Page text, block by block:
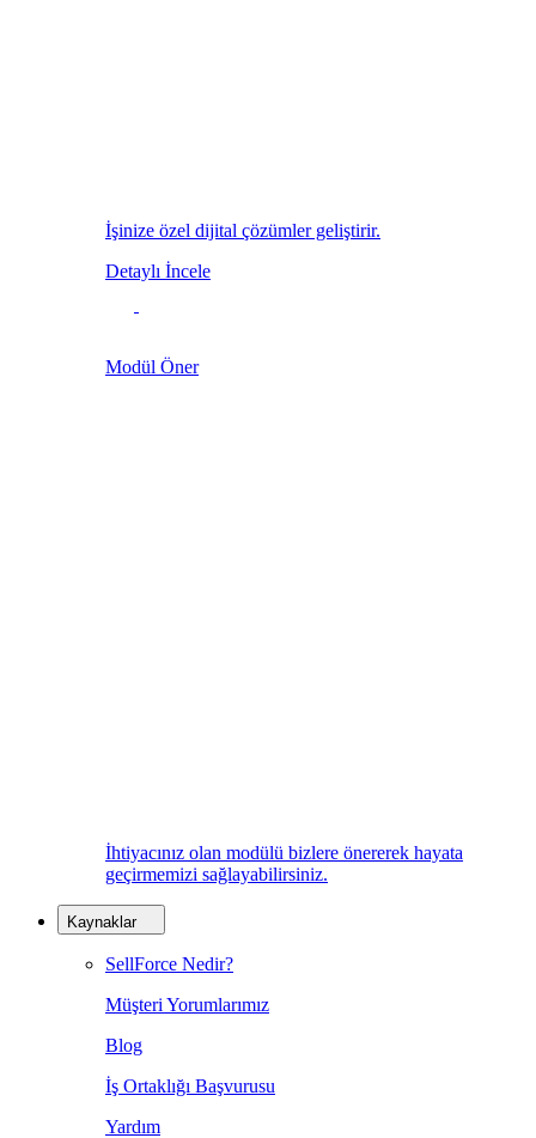
İşinize özel dijital çözümler geliştirir.
Detaylı İncele
Modül Öner
İhtiyacınız olan modülü bizlere önererek hayata
geçirmemizi sağlayabilirsiniz.
Kaynaklar
SellForce Nedir?
Müşteri Yorumlarımız
Blog
İş Ortaklığı Başvurusu
Yardım